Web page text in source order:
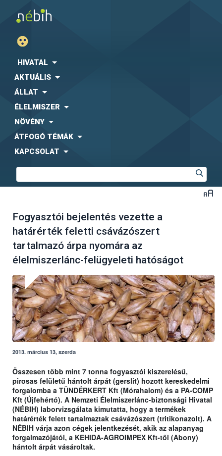
HIVATAL
AKTUÁLIS
ÁLLAT
ÉLELMISZER
NÖVÉNY
ÁTFOGÓ TÉMÁK
KAPCSOLAT
Fogyasztói bejelentés vezette a
határérték feletti csávázószert
tartalmazó árpa nyomára az
élelmiszerlánc-felügyeleti hatóságot
2013. március 13, szerda
Összesen több mint 7 tonna fogyasztói kiszerelésű,
pirosas felületű hántolt árpát (gerslit) hozott kereskedelmi
forgalomba a TÜNDÉRKERT Kft (Mórahalom) és a PA-COMP
Kft (Újfehértó). A Nemzeti Élelmiszerlánc-biztonsági Hivatal
(NÉBIH) laborvizsgálata kimutatta, hogy a termékek
határérték felett tartalmaztak csávázószert (tritikonazolt). A
NÉBIH várja azon cégek jelentkezését, akik az alapanyag
forgalmazójától, a KEHIDA-AGROIMPEX Kft-től (Abony)
hántolt árpát vásároltak.